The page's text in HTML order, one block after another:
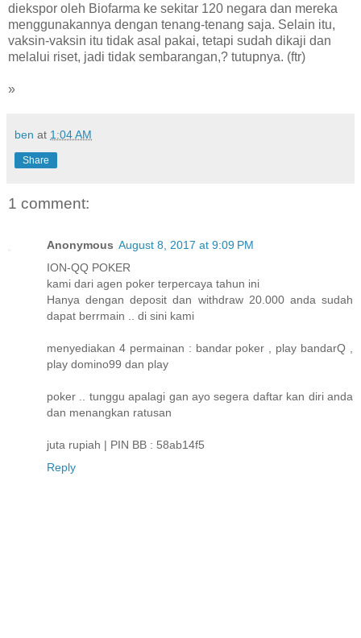
diekspor oleh Biofarma ke sekitar 120 negara dan mereka
menggunakannya dengan tenang-tenang saja. Selain itu,
vaksin-vaksin itu tidak asal pakai, tetapi sudah dikaji dan
melalui riset, jadi tidak sembarangan,? tutupnya. (ftr)
»
ben at 1:04 AM
Share
1 comment:
Anonymous August 8, 2017 at 9:09 PM
ION-QQ POKER
kami dari agen poker terpercaya tahun ini
Hanya dengan deposit dan withdraw 20.000 anda sudah
dapat berrmain .. di sini kami
menyediakan 4 permainan : bandar poker , play bandarQ ,
play domino99 dan play
poker .. tunggu apalagi gan ayo segera daftar kan diri anda
dan menangkan ratusan
juta rupiah | PIN BB : 58ab14f5
Reply